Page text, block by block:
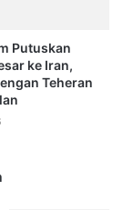
Putuskan
ke Iran,
Teheran